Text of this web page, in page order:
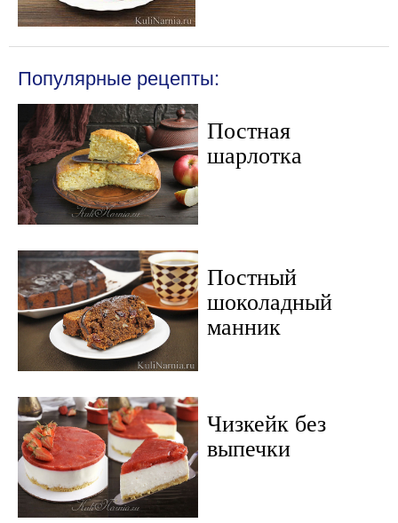
Популярные рецепты:
Постная
шарлотка
Постный
шоколадный
манник
Чизкейк без
выпечки